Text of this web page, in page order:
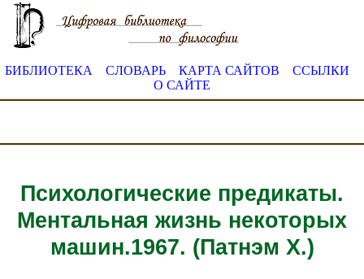
БИБЛИОТЕКА СЛОВАРЬ КАРТА САЙТОВ
ССЫЛКИ
О САЙТЕ
Психологические предикаты.
Ментальная жизнь некоторых
машин.1967. (Патнэм Х.)